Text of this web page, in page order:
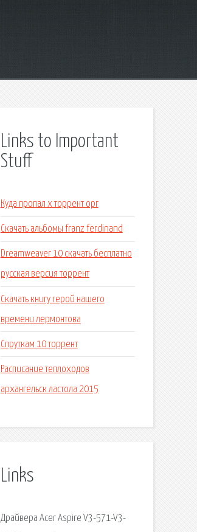
Links to Important
Stuff
Куда пропал х торрент орг
Скачать альбомы franz ferdinand
Dreamweaver 10 скачать бесплатно
русская версия торрент
Скачать книгу герой нашего
времени лермонтова
Спруткам 10 торрент
Расписание теплоходов
архангельск ластола 2015
Links
Драйвера Acer Aspire V3-571-V3-